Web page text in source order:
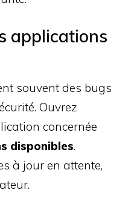
applications
souvent des bugs
Ouvrez
concernée
disponibles.
à jour en attente,